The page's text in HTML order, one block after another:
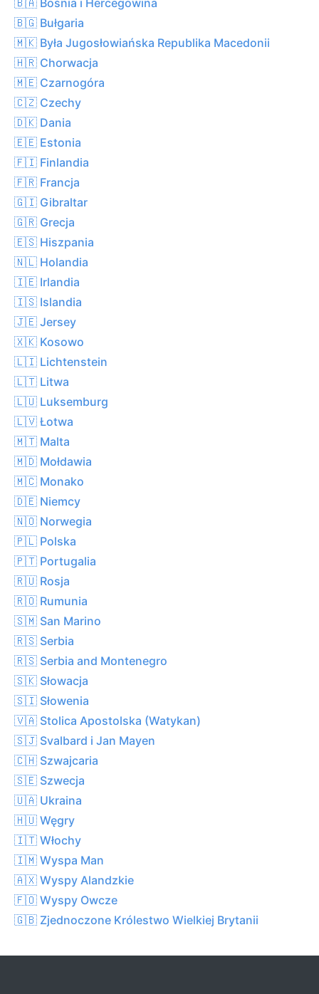
🇧🇬 Bułgaria
🇲🇰 Była Jugosłowiańska Republika Macedonii
🇭🇷 Chorwacja
🇲🇪 Czarnogóra
🇨🇿 Czechy
🇩🇰 Dania
🇪🇪 Estonia
🇫🇮 Finlandia
🇫🇷 Francja
🇬🇮 Gibraltar
🇬🇷 Grecja
🇪🇸 Hiszpania
🇳🇱 Holandia
🇮🇪 Irlandia
🇮🇸 Islandia
🇯🇪 Jersey
🇽🇰 Kosowo
🇱🇮 Lichtenstein
🇱🇹 Litwa
🇱🇺 Luksemburg
🇱🇻 Łotwa
🇲🇹 Malta
🇲🇩 Mołdawia
🇲🇨 Monako
🇩🇪 Niemcy
🇳🇴 Norwegia
🇵🇱 Polska
🇵🇹 Portugalia
🇷🇺 Rosja
🇷🇴 Rumunia
🇸🇲 San Marino
🇷🇸 Serbia
🇷🇸 Serbia and Montenegro
🇸🇰 Słowacja
🇸🇮 Słowenia
🇻🇦 Stolica Apostolska (Watykan)
🇸🇯 Svalbard i Jan Mayen
🇨🇭 Szwajcaria
🇸🇪 Szwecja
🇺🇦 Ukraina
🇭🇺 Węgry
🇮🇹 Włochy
🇮🇲 Wyspa Man
🇦🇽 Wyspy Alandzkie
🇫🇴 Wyspy Owcze
🇬🇧 Zjednoczone Królestwo Wielkiej Brytanii